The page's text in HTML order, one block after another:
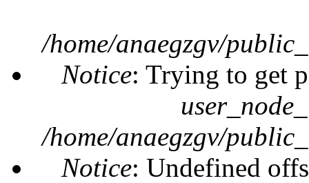
/home/anaegzgv/
Notice: Trying to get
/home/anaegzgv/
Notice: Undefined